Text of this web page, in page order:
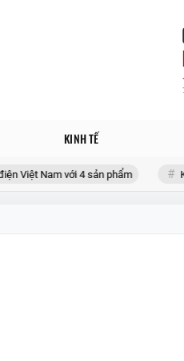
KINH TẾ
Nam với 4 sản phẩm